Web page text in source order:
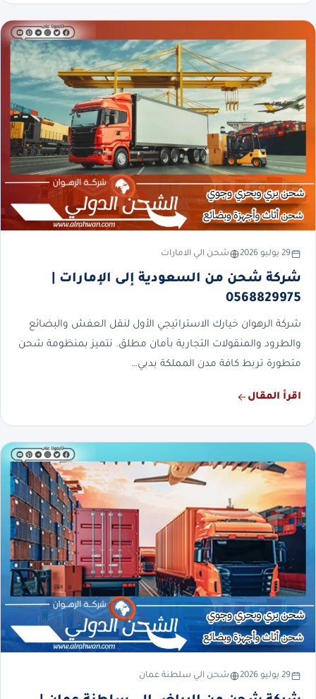
29 يوليو 2026 شحن الي الامارات
شركة شحن من السعودية إلى الإمارات |
0568829975
شركة الرهوان خيارك الاستراتيجي الأول لنقل العفش والبضائع
والطرود والمنقولات التجارية بأمان مطلق. نتميز بمنظومة شحن
متطورة تربط كافة مدن المملكة بدبي…
اقرأ المقال
29 يوليو 2026 شحن الي سلطنة عمان